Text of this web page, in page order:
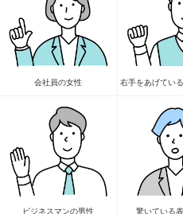
会社員の女性 右手をあげてい
ビジネスマンの男性 驚いている